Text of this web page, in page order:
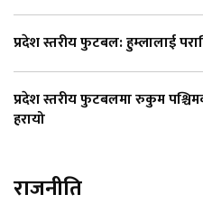
प्रदेश स्तरीय फुटबल: हुम्लालाई
प्रदेश स्तरीय फुटबलमा रुकुम
हरायो
राजनीति